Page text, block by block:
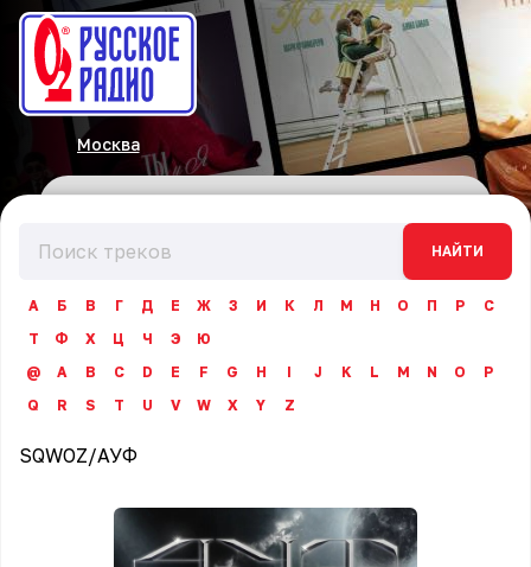
Москва
НАЙТИ
А Б В Г Д Е Ж З И К Л М Н О П Р
С
Т
Ф Х Ц Ч Э
Ю
@
A B C D E F G H I J K L M N O
P
Q
R S T U V W X Y Z
SQWOZ/АУФ